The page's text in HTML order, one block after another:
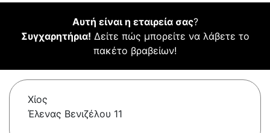
Αυτή είναι η εταιρεία σας?
Συγχαρητήρια! Δείτε πώς μπορείτε να λάβετε το
πακέτο βραβείων!
Χίος
Έλενας Βενιζέλου 11